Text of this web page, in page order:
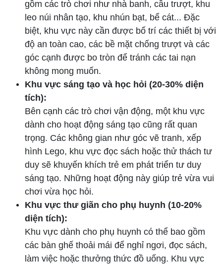
gồm các trò chơi như nhà banh, cầu trượt, khu
leo núi nhân tạo, khu nhún bạt, bể cát... Đặc
biệt, khu vực này cần được bố trí các thiết bị với
độ an toàn cao, các bề mặt chống trượt và các
góc cạnh được bo tròn để tránh các tai nạn
không mong muốn.
Khu vực sáng tạo và học hỏi (20-30% diện
tích):
Bên cạnh các trò chơi vận động, một khu vực
dành cho hoạt động sáng tạo cũng rất quan
trọng. Các không gian như góc vẽ tranh, xếp
hình Lego, khu vực đọc sách hoặc thử thách tư
duy sẽ khuyến khích trẻ em phát triển tư duy
sáng tạo. Những hoạt động này giúp trẻ vừa vui
chơi vừa học hỏi.
Khu vực thư giãn cho phụ huynh (10-20%
diện tích):
Khu vực dành cho phụ huynh có thể bao gồm
các bàn ghế thoải mái để nghỉ ngơi, đọc sách,
làm việc hoặc thưởng thức đồ uống. Khu vực